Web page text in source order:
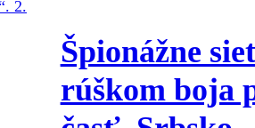
Špionážne
rúškom boja